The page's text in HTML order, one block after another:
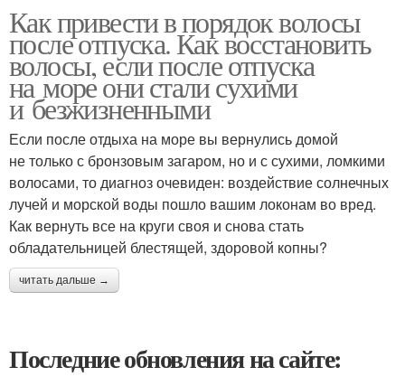
Как привести в порядок волосы
после отпуска. Как восстановить
волосы, если после отпуска
на море они стали сухими
и безжизненными
Если после отдыха на море вы вернулись домой
не только с бронзовым загаром, но и с сухими, ломкими
волосами, то диагноз очевиден: воздействие солнечных
лучей и морской воды пошло вашим локонам во вред.
Как вернуть все на круги своя и снова стать
обладательницей блестящей, здоровой копны?
читать дальше →
Последние обновления на сайте: